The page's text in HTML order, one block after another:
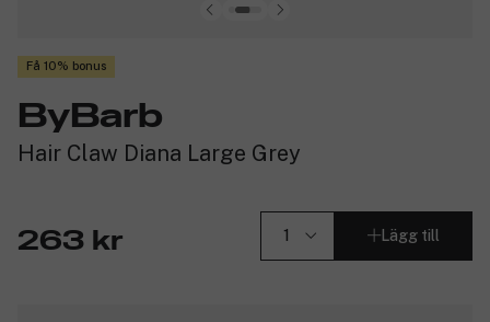
Få 10% bonus
ByBarb
Hair Claw Diana Large Grey
263 kr Lägg till